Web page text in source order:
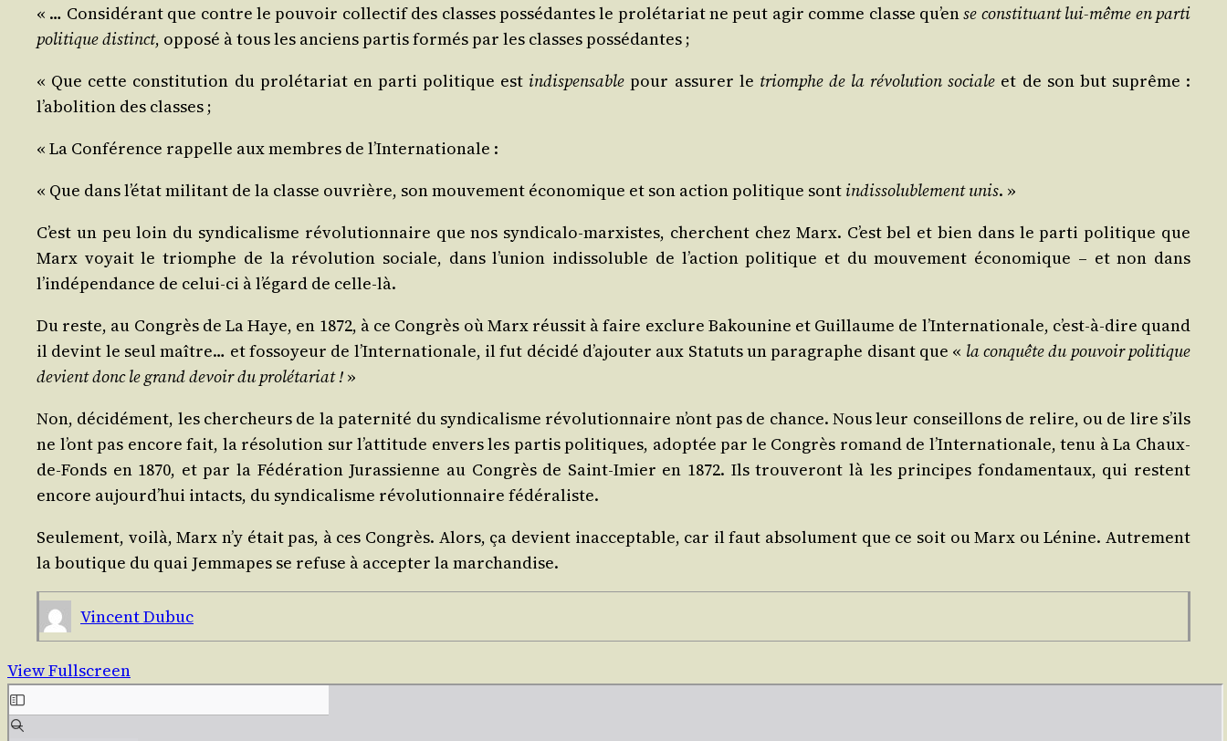
« … Consi­dé­rant que contre le pou­voir col­lec­tif des classes pos­sé­dantes le pro­lé­ta­riat ne peut agir comme classe qu’ense consti­tuant lui-même en par­ti
poli­tique dis­tinct, oppo­sé à tous les anciens par­tis for­més par les classes possédantes ;
« Que cette consti­tu­tion du pro­lé­ta­riat en par­ti poli­tique est indis­pen­sable pour assu­rer le triomphe de la révo­lu­tion sociale et de son but suprême :
l’abolition des classes ;
« La Confé­rence rap­pelle aux membres de l’Internationale :
« Que dans l’état mili­tant de la classe ouvrière, son mou­ve­ment éco­no­mique et son action poli­tique sont indis­so­lu­ble­ment unis. »
C’est un peu loin du syn­di­ca­lisme révo­lu­tion­naire que nos syn­di­ca­lo-mar­xistes, cherchent chez Marx. C’est bel et bien dans le par­ti poli­tique que
Marx voyait le triomphe de la révo­lu­tion sociale, dans l’union indis­so­luble de l’action poli­tique et du mou­ve­ment éco­no­mique – et non dans
l’indépendance de celui-ci à l’égard de celle-là.
Du reste, au Congrès de La Haye, en 1872, à ce Congrès où Marx réus­sit à faire exclure Bakou­nine et Guillaume de l’Internationale, c’est-à-dire quand
il devint le seul maître… et fos­soyeur de l’Internationale, il fut déci­dé d’ajouter aux Sta­tuts un para­graphe disant que « la conquête du pou­voir poli­tique
devient donc le grand devoir du pro­lé­ta­riat ! »
Non, déci­dé­ment, les cher­cheurs de la pater­ni­té du syn­di­ca­lisme révo­lu­tion­naire n’ont pas de chance. Nous leur conseillons de relire, ou de lire s’ils
ne l’ont pas encore fait, la réso­lu­tion sur l’attitude envers les par­tis poli­tiques, adop­tée par le Congrès romand de l’Internationale, tenu à La Chaux-
de-Fonds en 1870, et par la Fédé­ra­tion Juras­sienne au Congrès de Saint-Imier en 1872. Ils trou­ve­ront là les prin­cipes fon­da­men­taux, qui res­tent
encore aujourd’hui intacts, du syn­di­ca­lisme révo­lu­tion­naire fédéraliste.
Seule­ment, voi­là, Marx n’y était pas, à ces Congrès. Alors, ça devient inac­cep­table, car il faut abso­lu­ment que ce soit ou Marx ou Lénine. Autre­ment
la bou­tique du quai Jem­mapes se refuse à accep­ter la marchandise.
Vincent Dubuc
View Fullscreen